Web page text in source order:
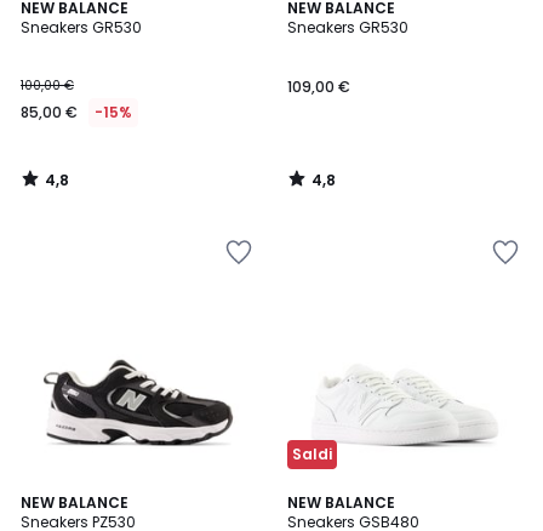
NEW BALANCE
Sneakers GR530
100,00 €
85,00 € -15%
4,8
/ 5
4,8
/
NEW BALANCE
Sneakers GR530
109,00 €
4,8
/ 5
4,8
/
NEW BALANCE
Sneakers PZ530
4,7
/ 5
Saldi
NEW BALANCE
Sneakers GSB480
3,9
/ 5